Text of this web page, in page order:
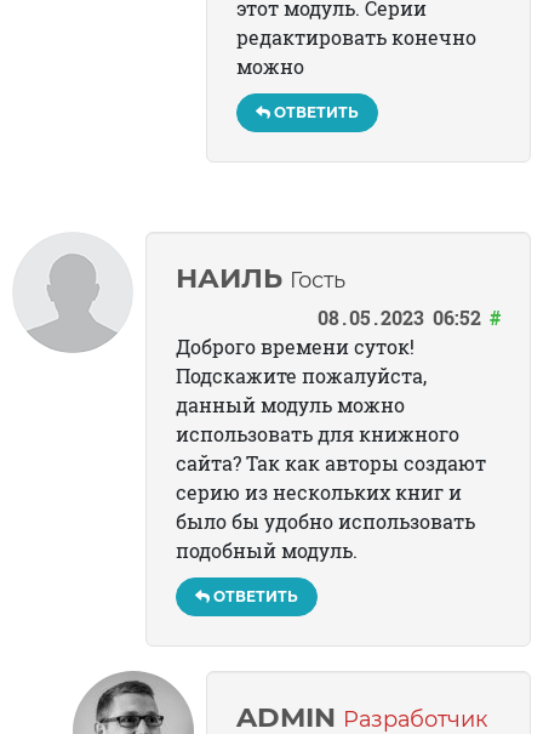
этот модуль. Серии
редактировать конечно
можно
ОТВЕТИТЬ
НАИЛЬ Гость
08 05 2023 06:52 #
Доброго времени суток!
Подскажите пожалуйста,
данный модуль можно
использовать для книжного
сайта? Так как авторы создают
серию из нескольких книг и
было бы удобно использовать
подобный модуль.
ОТВЕТИТЬ
ADMIN Разработчик